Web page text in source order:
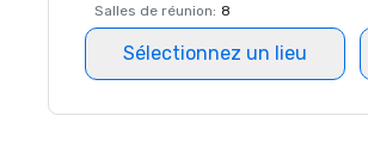
Salles de réunion: 8
Sélectionnez un lieu